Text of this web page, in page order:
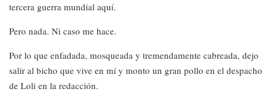
tercera guerra mundial aquí.
Pero nada. Ni caso me hace.
Por lo que enfadada, mosqueada y tremendamente cabreada, dejo
salir al bicho que vive en mí y monto un gran pollo en el despacho
de Loli en la redacción.